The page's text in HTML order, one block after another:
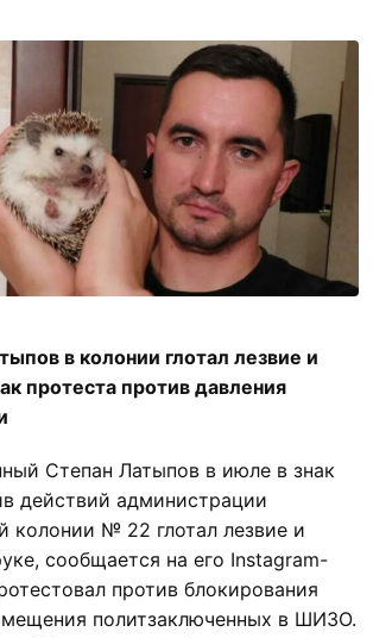
в колонии глотал лезвие и
протеста против давления
Степан Латыпов в июле в знак
действий администрации
колонии № 22 глотал лезвие и
сообщается на его Instagram-
против блокирования
политзаключенных в ШИЗО.